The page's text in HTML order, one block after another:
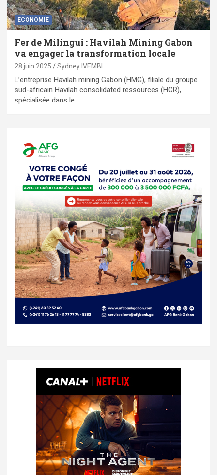
ECONOMIE
Fer de Milingui : Havilah Mining Gabon
va engager la transformation locale
28 juin 2025 Sydney IVEMBI
L’entreprise Havilah mining Gabon (HMG), filiale du groupe
sud-africain Havilah consolidated ressources (HCR),
spécialisée dans le…